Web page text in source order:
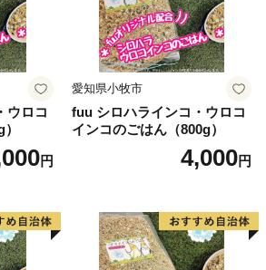
雑賀踊りや奴踊り、獅子舞が奉納さ
ウロコ
円
愛知県小牧市
fuu シロハラインコ・ウロコ
インコのごはん（800g）
4,000円